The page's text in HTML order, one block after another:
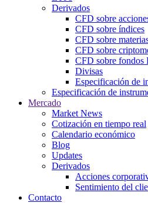
Derivados
CFD sobre
CFD sobre índices
CFD sobre
CFD sobre
CFD sobre fondos
Divisas
Especificación de
Especificación de
Mercado
Market News
Cotización en tiempo real
Calendario económico
Blog
Updates
Derivados
Acciones
Sentimiento del
Contacto